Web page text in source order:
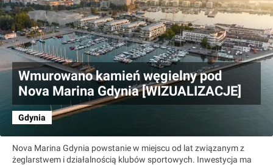
Wmurowano kamień węgielny pod
Nova Marina Gdynia [WIZUALIZACJE]
Gdynia
Nova Marina Gdynia powstanie w miejscu od lat związanym z
żeglarstwem i działalnością klubów sportowych. Inwestycja ma